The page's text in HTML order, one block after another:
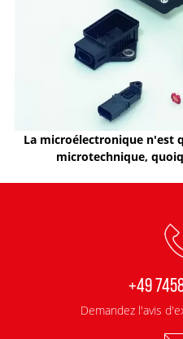
La microélectronique n'est
microtechnique,
+49
Demandez l'avis